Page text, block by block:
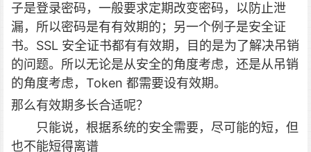
子是登录密码，一般要求定期改变密码，以防止泄
漏，所以密码是有有效期的；另一个例子是安全证
书。SSL 安全证书都有有效期，目的是为了解决吊销
的问题。所以无论是从安全的角度考虑，还是从吊销
的角度考虑，Token 都需要设有效期。
那么有效期多长合适呢？
只能说，根据系统的安全需要，尽可能的短，但
也不能短得离谱